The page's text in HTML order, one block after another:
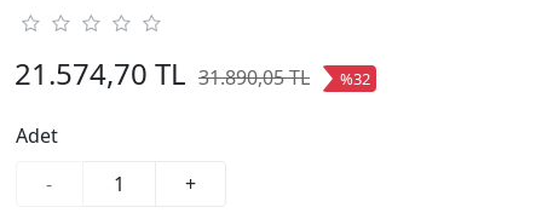
21.574,70 TL 31.890,05 TL %32
Adet
-
+